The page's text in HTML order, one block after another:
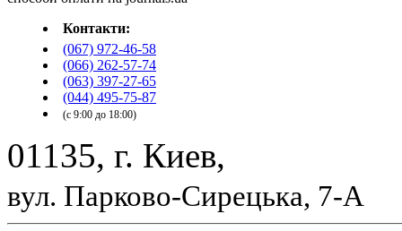
Контакти:
(067) 972-46-58
(066) 262-57-74
(063) 397-27-65
(044) 495-75-87
(с 9:00 до 18:00)
01135, г. Киев,
вул. Парково-Сирецька, 7-А